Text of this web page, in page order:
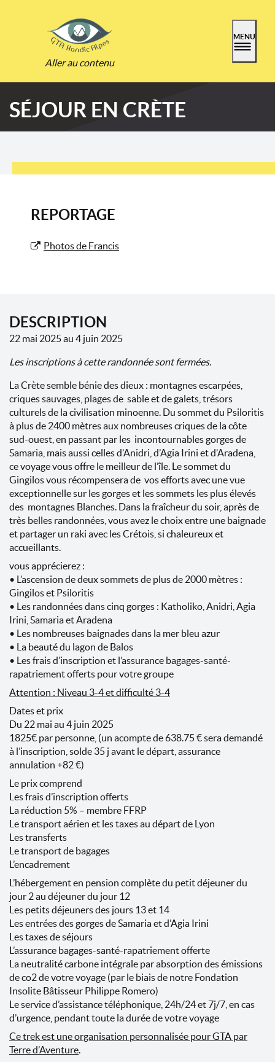
Aller au contenu
MENU
SÉJOUR EN CRÈTE
REPORTAGE
Photos de Francis
DESCRIPTION
22 mai 2025 au 4 juin 2025
Les inscriptions à cette randonnée sont fermées.
La Crète semble bénie des dieux : montagnes escarpées,
criques sauvages, plages de sable et de galets, trésors
culturels de la civilisation minoenne. Du sommet du Psiloritis
à plus de 2400 mètres aux nombreuses criques de la côte
sud-ouest, en passant par les incontournables gorges de
Samaria, mais aussi celles d’Anidri, d’Agia Irini et d’Aradena,
ce voyage vous offre le meilleur de l’île. Le sommet du
Gingilos vous récompensera de vos efforts avec une vue
exceptionnelle sur les gorges et les sommets les plus élevés
des montagnes Blanches. Dans la fraîcheur du soir, après de
très belles randonnées, vous avez le choix entre une baignade
et partager un raki avec les Crétois, si chaleureux et
accueillants.
vous apprécierez :
• L’ascension de deux sommets de plus de 2000 mètres :
Gingilos et Psiloritis
• Les randonnées dans cinq gorges : Katholiko, Anidri, Agia
Irini, Samaria et Aradena
• Les nombreuses baignades dans la mer bleu azur
• La beauté du lagon de Balos
• Les frais d’inscription et l’assurance bagages-santé-
rapatriement offerts pour votre groupe
Attention : Niveau 3-4 et difficulté 3-4
Dates et prix
Du 22 mai au 4 juin 2025
1825€ par personne, (un acompte de 638.75 € sera demandé
à l’inscription, solde 35 j avant le départ, assurance
annulation +82 €)
Le prix comprend
Les frais d’inscription offerts
La réduction 5% – membre FFRP
Le transport aérien et les taxes au départ de Lyon
Les transferts
Le transport de bagages
L’encadrement
L’hébergement en pension complète du petit déjeuner du
jour 2 au déjeuner du jour 12
Les petits déjeuners des jours 13 et 14
Les entrées des gorges de Samaria et d’Agia Irini
Les taxes de séjours
L’assurance bagages-santé-rapatriement offerte
La neutralité carbone intégrale par absorption des émissions
de co2 de votre voyage (par le biais de notre Fondation
Insolite Bâtisseur Philippe Romero)
Le service d’assistance téléphonique, 24h/24 et 7j/7, en cas
d’urgence, pendant toute la durée de votre voyage
Ce trek est une organisation personnalisée pour GTA par
Terre d’Aventure.